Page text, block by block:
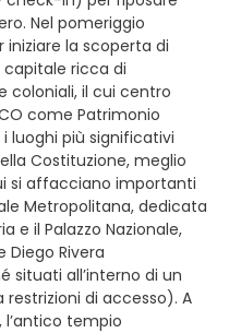
Nel pomeriggio
la scoperta di
ricca di
coloniali, il cui centro
come Patrimonio
luoghi più significativi
Costituzione, meglio
si affacciano importanti
Metropolitana, dedicata
e il Palazzo Nazionale,
Rivera
situati all’interno di un
di accesso). A
l’antico tempio